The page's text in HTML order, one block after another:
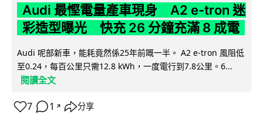
Audi 最慳電量產車現身 A2 e-tron 迷
彩造型曝光 快充 26 分鐘充滿 8 成電
Audi 呢部新車，能耗竟然係25年前嘅一半。 A2 e-tron 風阻低
至0.24，每百公里只需12.8 kWh，一度電行到7.8公里。6...
閱讀全文
7 1 ↗ 分享